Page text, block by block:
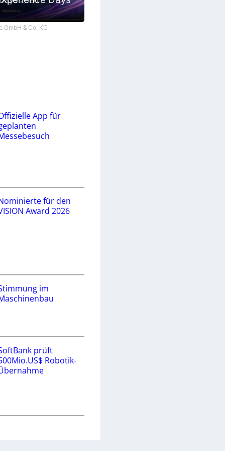
GmbH & Co. KG
App für
für den
Award 2026
im
prüft
Robotik-